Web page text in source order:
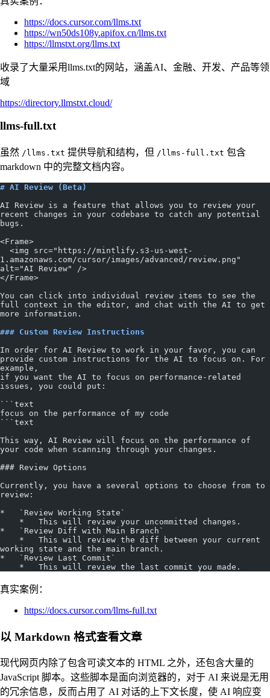
https://docs.cursor.com/llms.txt
https://wn50ds108y.apifox.cn/llms.txt
https://llmstxt.org/llms.txt
收录了大量采用llms.txt的网站，涵盖AI、金融、开发、产品等领
域
https://directory.llmstxt.cloud/
llms-full.txt
虽然 /llms.txt 提供导航和结构，但 /llms-full.txt 包含
markdown 中的完整文档内容。
# AI Review (Beta)
AI Review is a feature that allows you to review your
recent changes in your codebase to catch any potential
bugs.
<Frame>
1.amazonaws.com/cursor/images/advanced/review.png"
alt="AI Review" />
</Frame>
You can click into individual review items to see the
full context in the editor, and chat with the AI to get
more information.
### Custom Review Instructions
In order for AI Review to work in your favor, you can
provide custom instructions for the AI to focus on. For
example,
if you want the AI to focus on performance-related
issues, you could put:
```text
focus on the performance of my code
```text
This way, AI Review will focus on the performance of
your code when scanning through your changes.
### Review Options
Currently, you have a several options to choose from to
review:
*   `Review Working State`
    *   This will review your uncommitted changes.
*   `Review Diff with Main Branch`
working state and the main branch.
*   `Review Last Commit`
    *   This will review the last commit you made.
真实案例：
https://docs.cursor.com/llms-full.txt
以 Markdown 格式查看文章
现代网页内除了包含可读文本的 HTML 之外，还包含大量的
JavaScript 脚本。这些脚本是面向浏览器的，对于 AI 来说是无用
的冗余信息，反而占用了 AI 对话的上下文长度，使 AI 响应变